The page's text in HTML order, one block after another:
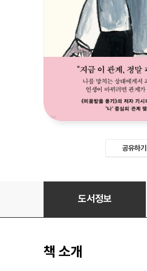
공유하기
이제 당신의 손을 놓겠습니다
도서정보
책 소개